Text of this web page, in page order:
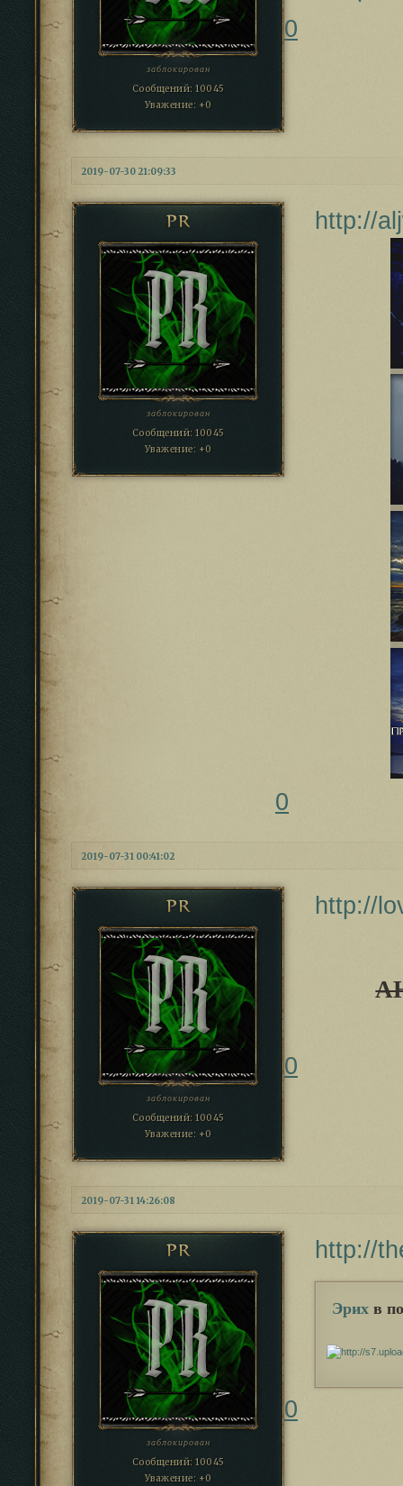
заблокирован
Сообщений: 10045
Уважение: +0
0
2019-07-30 21:09:33
PR
заблокирован
Сообщений: 10045
Уважение: +0
http://
0
2019-07-31 00:41:02
PR
заблокирован
Сообщений: 10045
Уважение: +0
http://
0
2019-07-31 14:26:08
PR
заблокирован
Сообщений: 10045
Уважение: +0
http://
Эрихв
0